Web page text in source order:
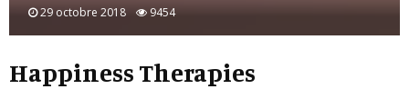
29 octobre 2018 9454
Happiness Therapies